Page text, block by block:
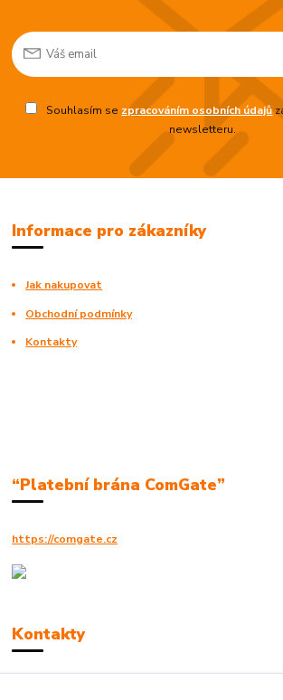
Souhlasím se zpracováním osobních údajů
newsletteru.
Informace pro zákazníky
Jak nakupovat
Obchodní podmínky
Kontakty
“Platební brána ComGate”
https://comgate.cz
Kontakty